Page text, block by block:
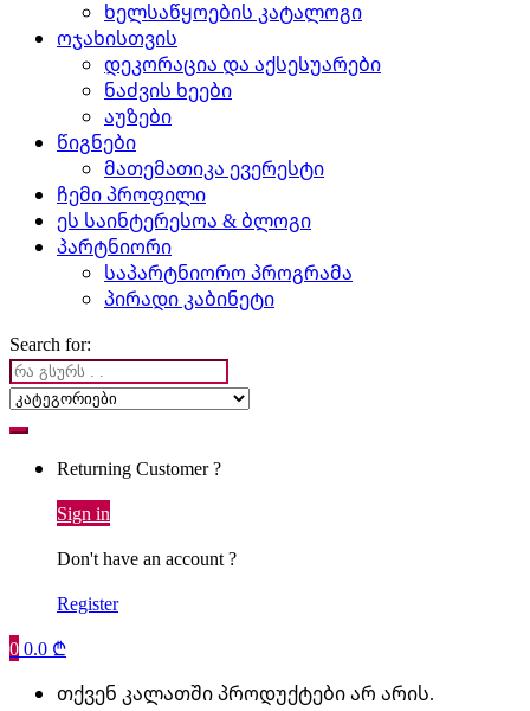
ხელსაწყოების კატალოგი
ოჯახისთვის
დეკორაცია და აქსესუარები
ნაძვის ხეები
აუზები
წიგნები
მათემათიკა ევერესტი
ჩემი პროფილი
ეს საინტერესოა & ბლოგი
პარტნიორი
საპარტნიორო პროგრამა
პირადი კაბინეტი
Search for:
Returning Customer ?
Sign in
Don't have an account ?
Register
00.0 ₾
თქვენ კალათში პროდუქტები არ არის.